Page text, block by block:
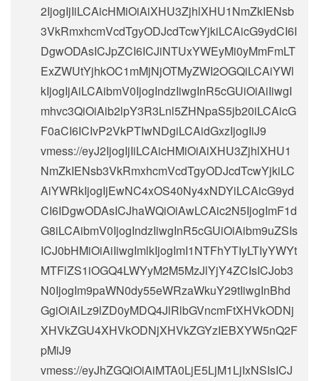
2IjogIjIiLCAicHMiOiAiXHU3ZjhlXHU1NmZkIENsb
3VkRmxhcmVcdTgyODJcdTcwYjkiLCAicG9ydCI6I
DgwODAsICJpZCI6ICJiNTUxYWEyMi0yMmFmLT
ExZWUtYjhkOC1mMjNjOTMyZWI2OGQiLCAiYWl
kIjogIjAiLCAibmV0IjogIndzIiwgInR5cGUiOiAiIiwgI
mhvc3QiOiAib2lpY3R3Lnl5ZHNpaS5jb20iLCAicG
F0aCI6ICIvP2VkPTIwNDgiLCAidGxzIjogIiJ9
vmess://eyJ2IjogIjIiLCAicHMiOiAiXHU3ZjhlXHU1
NmZkIENsb3VkRmxhcmVcdTgyODJcdTcwYjkiLC
AiYWRkIjogIjEwNC4xOS40Ny4xNDYiLCAicG9yd
CI6IDgwODAsICJhaWQiOiAwLCAic2N5IjogImF1d
G8iLCAibmV0IjogIndzIiwgInR5cGUiOiAibm9uZSIs
ICJ0bHMiOiAiIiwgImlkIjogImI1NTFhYTIyLTIyYWYt
MTFlZS1iOGQ4LWYyM2M5MzJlYjY4ZCIsICJob3
N0IjogIm9paWN0dy55eWRzaWkuY29tIiwgInBhd
GgiOiAiLz9lZD0yMDQ4JlRlbGVncmFtXHVkODNj
XHVkZGU4XHVkODNjXHVkZGYzIEBXYW5nQ2F
pMiJ9
vmess://eyJhZGQiOiAiMTA0LjE5LjM1LjIxNSIsICJ